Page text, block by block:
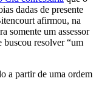
dadas de presente
afirmou, na
somente um assessor
buscou resolver “um
a partir de uma ordem